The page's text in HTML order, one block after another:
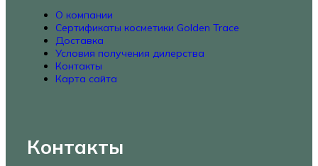
О компании
Сертификаты косметики Golden Trace
Доставка
Условия получения дилерства
Контакты
Карта сайта
Контакты